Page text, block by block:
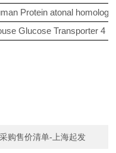
Protein atonal homolog
Glucose Transporter 4
购售价清单-上海起发